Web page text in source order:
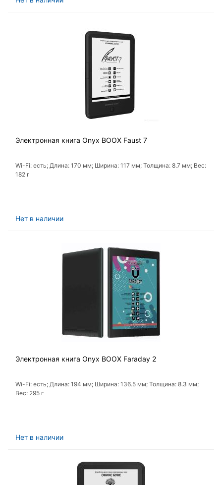
Электронная книга Onyx BOOX Faust 7
Wi-Fi: есть; Длина: 170 мм; Ширина: 117 мм; Толщина: 8.7 мм; Вес:
182 г
Нет в наличии
Электронная книга Onyx BOOX Faraday 2
Wi-Fi: есть; Длина: 194 мм; Ширина: 136.5 мм; Толщина: 8.3 мм;
Вес: 295 г
Нет в наличии